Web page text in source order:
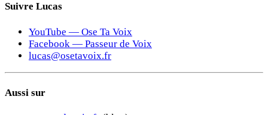
Suivre Lucas
YouTube — Ose Ta Voix
Facebook — Passeur de Voix
lucas@osetavoix.fr
Aussi sur